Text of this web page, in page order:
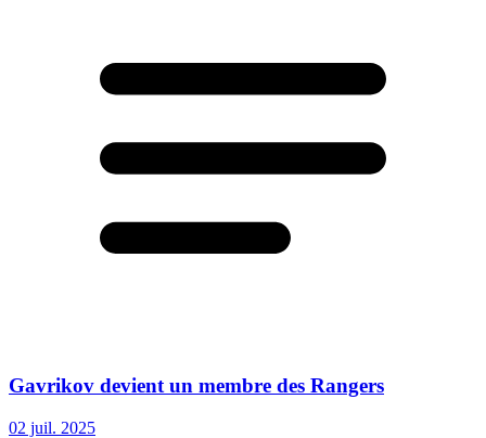
Gavrikov devient un membre des Rangers
02 juil. 2025